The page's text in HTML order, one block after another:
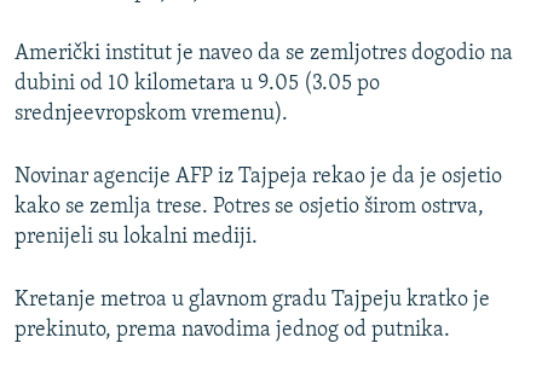
SVE KARTE DEJTONA
NASTANAK I RASPAD JUGOSLAVIJE
Američki institut je naveo da se zemljotres dogodio na
dubini od 10 kilometara u 9.05 (3.05 po
srednjeevropskom vremenu).
Novinar agencije AFP iz Tajpeja rekao je da je osjetio
kako se zemlja trese. Potres se osjetio širom ostrva,
prenijeli su lokalni mediji.
Kretanje metroa u glavnom gradu Tajpeju kratko je
prekinuto, prema navodima jednog od putnika.